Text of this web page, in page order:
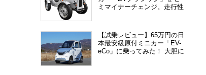
ミマイナーチェンジ。走行性
【試乗レビュー】65万円の日
本最安級原付ミニカー「EV-
eCo」に乗ってみた！ 大胆に